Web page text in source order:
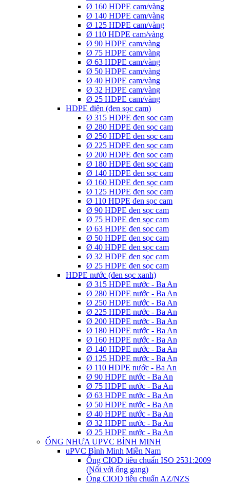
Ø 160 HDPE cam/vàng
Ø 140 HDPE cam/vàng
Ø 125 HDPE cam/vàng
Ø 110 HDPE cam/vàng
Ø 90 HDPE cam/vàng
Ø 75 HDPE cam/vàng
Ø 63 HDPE cam/vàng
Ø 50 HDPE cam/vàng
Ø 40 HDPE cam/vàng
Ø 32 HDPE cam/vàng
Ø 25 HDPE cam/vàng
HDPE điện (đen sọc cam)
Ø 315 HDPE đen sọc cam
Ø 280 HDPE đen sọc cam
Ø 250 HDPE đen sọc cam
Ø 225 HDPE đen sọc cam
Ø 200 HDPE đen sọc cam
Ø 180 HDPE đen sọc cam
Ø 140 HDPE đen sọc cam
Ø 160 HDPE đen sọc cam
Ø 125 HDPE đen sọc cam
Ø 110 HDPE đen sọc cam
Ø 90 HDPE đen sọc cam
Ø 75 HDPE đen sọc cam
Ø 63 HDPE đen sọc cam
Ø 50 HDPE đen sọc cam
Ø 40 HDPE đen sọc cam
Ø 32 HDPE đen sọc cam
Ø 25 HDPE đen sọc cam
HDPE nước (đen sọc xanh)
Ø 315 HDPE nước - Ba An
Ø 280 HDPE nước - Ba An
Ø 250 HDPE nước - Ba An
Ø 225 HDPE nước - Ba An
Ø 200 HDPE nước - Ba An
Ø 180 HDPE nước - Ba An
Ø 160 HDPE nước - Ba An
Ø 140 HDPE nước - Ba An
Ø 125 HDPE nước - Ba An
Ø 110 HDPE nước - Ba An
Ø 90 HDPE nước - Ba An
Ø 75 HDPE nước - Ba An
Ø 63 HDPE nước - Ba An
Ø 50 HDPE nước - Ba An
Ø 40 HDPE nước - Ba An
Ø 32 HDPE nước - Ba An
Ø 25 HDPE nước - Ba An
ỐNG NHỰA UPVC BÌNH MINH
uPVC Bình Minh Miền Nam
Ống CIOD tiêu chuẩn ISO 2531:2009
(Nối với ống gang)
Ống CIOD tiêu chuẩn AZ/NZS